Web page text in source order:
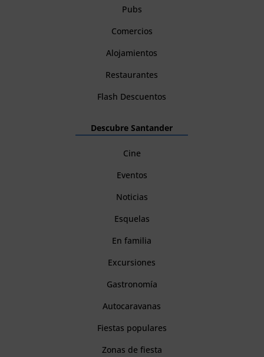
Pubs
Comercios
Alojamientos
Restaurantes
Flash Descuentos
Descubre Santander
Cine
Eventos
Noticias
Esquelas
En familia
Excursiones
Gastronomía
Autocaravanas
Fiestas populares
Zonas de fiesta